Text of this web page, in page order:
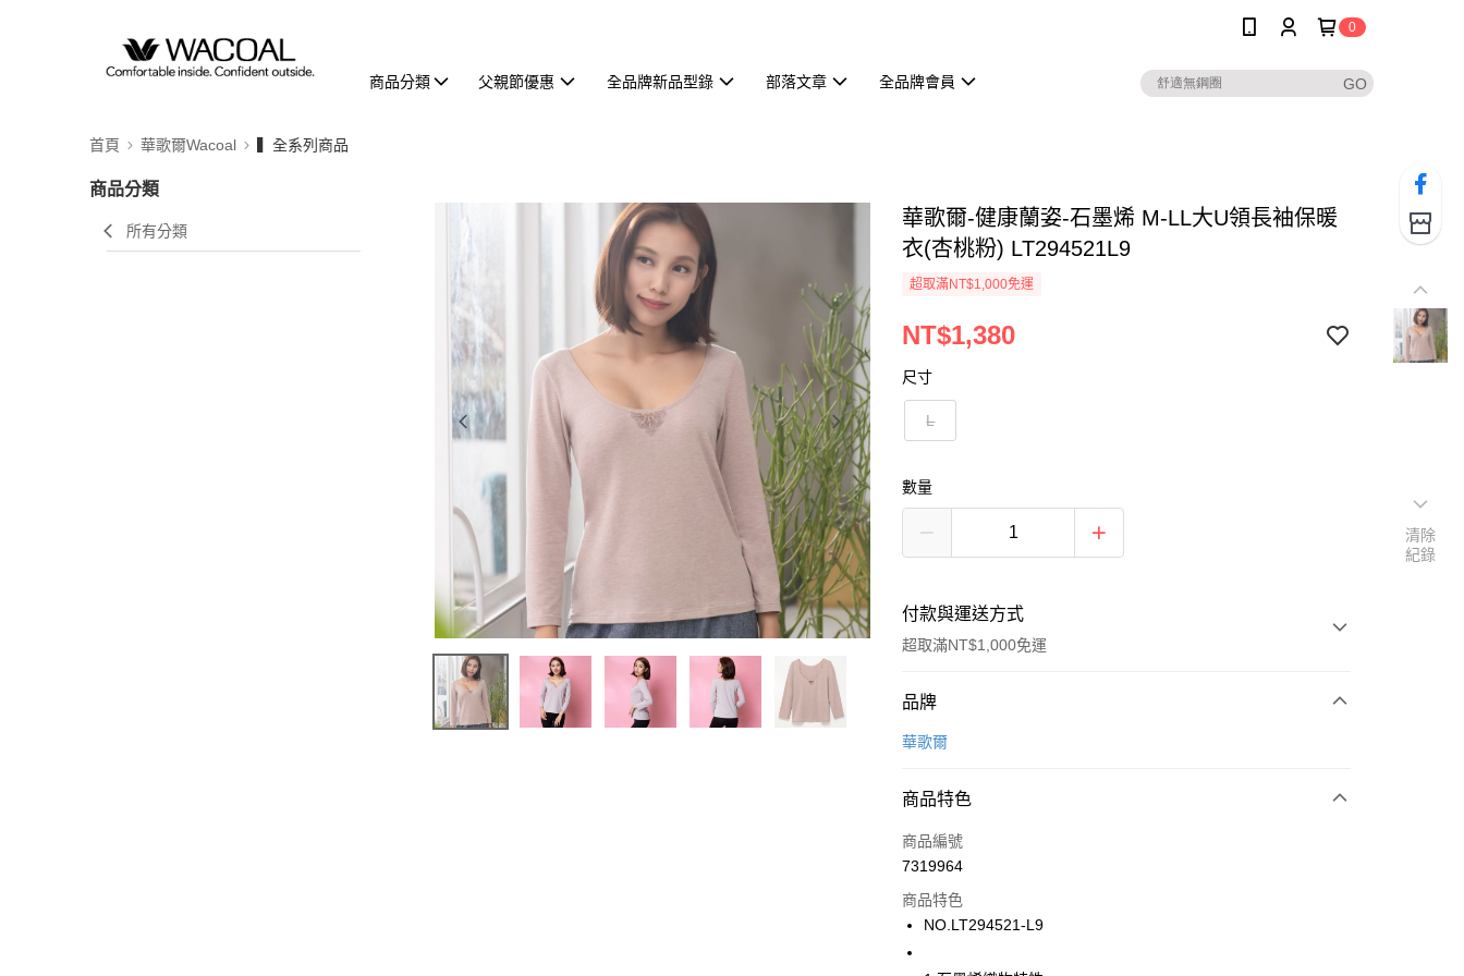
0
商品分類 父親節優惠 全品牌新品型錄 部落文章 全品牌會員
首頁 華歌爾Wacoal ▍全系列商品
商品分類
所有分類
華歌爾-健康蘭姿-石墨烯 M-LL大U領長袖保暖
衣(杏桃粉) LT294521L9
超取滿NT$1,000免運
NT$1,380
尺寸
L
數量
付款與運送方式
超取滿NT$1,000免運
付款方式
信用卡一次付款
街口支付
ATM付款
品牌
華歌爾
商品特色
商品編號
7319964
商品特色
NO.LT294521-L9
清除
紀錄